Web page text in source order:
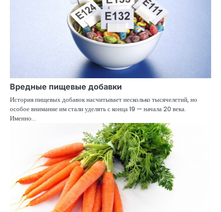
Вредные пищевые добавки
История пищевых добавок насчитывает несколько тысячелетий, но
особое внимание им стали уделять с конца 19 — начала 20 века.
Именно…